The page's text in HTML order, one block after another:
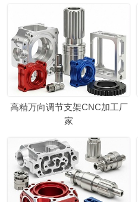
高精万向调节支架CNC加工厂
家